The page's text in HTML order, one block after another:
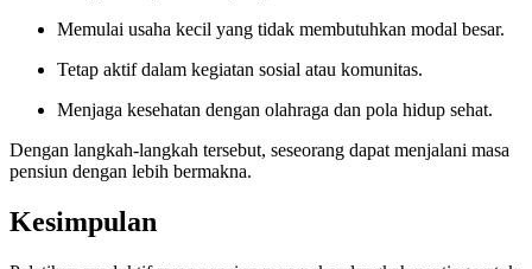
Memulai usaha kecil yang tidak membutuhkan modal besar.
Tetap aktif dalam kegiatan sosial atau komunitas.
Menjaga kesehatan dengan olahraga dan pola hidup sehat.
Dengan langkah-langkah tersebut, seseorang dapat menjalani masa
pensiun dengan lebih bermakna.
Kesimpulan